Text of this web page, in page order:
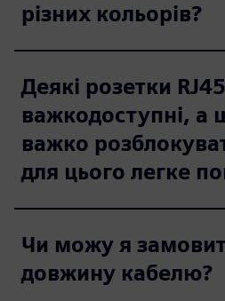
різних кольорів?
Деякі розетки RJ45
важкодоступні, а
важко
для цього легке
Чи можу я
довжину кабелю?